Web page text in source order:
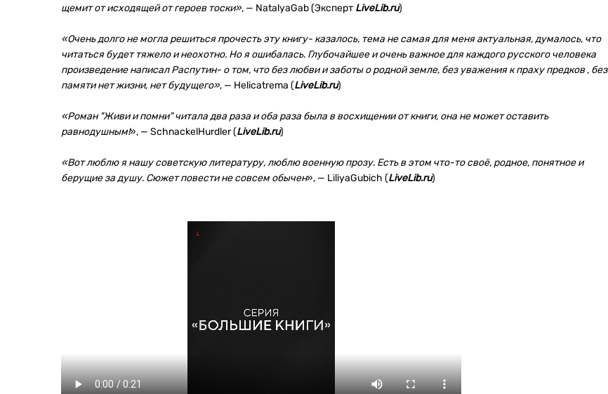
щемит от исходящей от героев тоски», — NatalyaGab (Эксперт LiveLib.ru)
«Очень долго не могла решиться прочесть эту книгу- казалось, тема не самая для меня актуальная, думалось, что
читаться будет тяжело и неохотно. Но я ошибалась. Глубочайшее и очень важное для каждого русского человека
произведение написал Распутин- о том, что без любви и заботы о родной земле, без уважения к праху предков , без
памяти нет жизни, нет будущего», — Helicatrema (LiveLib.ru)
«Роман "Живи и помни" читала два раза и оба раза была в восхищении от книги, она не может оставить
равнодушным!», — SchnackelHurdler (LiveLib.ru)
«Вот люблю я нашу советскую литературу, люблю военную прозу. Есть в этом что-то своё, родное, понятное и
берущие за душу. Сюжет повести не совсем обычен», — LiliyaGubich (LiveLib.ru)